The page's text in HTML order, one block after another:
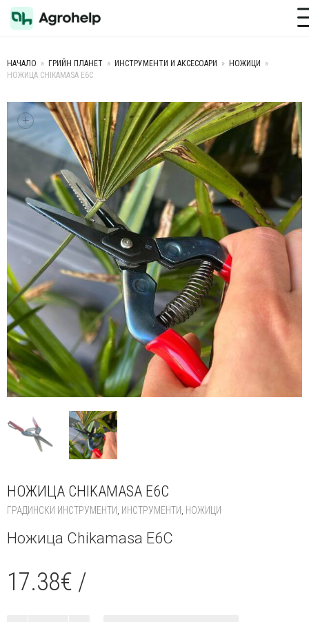
Toggle
НАЧАЛО » ГРИЙН ПЛАНЕТ » ИНСТРУМЕНТИ И АКСЕСОАРИ » НОЖИЦИ
»
НОЖИЦА CHIKAMASA E6C
+
НОЖИЦА CHIKAMASA E6C
ГРАДИНСКИ ИНСТРУМЕНТИ ИНСТРУМЕНТИ НОЖИЦИ
Ножица Chikamasa E6C
17.38€ /